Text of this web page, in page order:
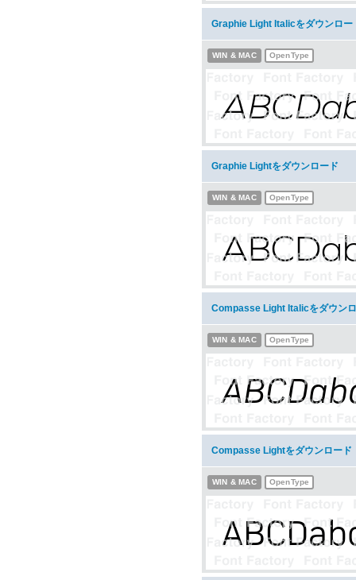
Graphie Light Italicをダウンロー
WIN & MAC OpenType
Graphie Lightをダウンロード
WIN & MAC OpenType
Compasse Light Italicをダウン
WIN & MAC OpenType
Compasse Lightをダウンロード
WIN & MAC OpenType